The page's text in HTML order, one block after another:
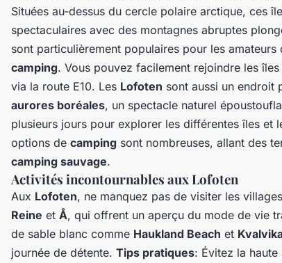
Situées au-dessus du cercle polaire arctique, ces
spectaculaires avec des montagnes abruptes
sont particulièrement populaires pour les amateurs
camping. Vous pouvez facilement rejoindre les
via la route E10. Les Lofoten sont aussi un endroit
aurores boréales, un spectacle naturel
plusieurs jours pour explorer les différentes îles et
options de camping sont nombreuses, allant des
camping sauvage.
Activités incontournables aux Lofoten
Aux Lofoten, ne manquez pas de visiter les
Reine et Å, qui offrent un aperçu du mode de vie
de sable blanc comme Haukland Beach et
journée de détente. Tips pratiques: Évitez la